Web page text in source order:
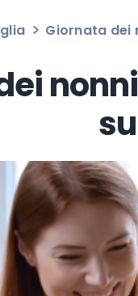
Giornata dei